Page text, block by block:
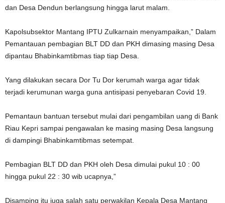
dan Desa Dendun berlangsung hingga larut malam.
Kapolsubsektor Mantang IPTU Zulkarnain menyampaikan,” Dalam
Pemantauan pembagian BLT DD dan PKH dimasing masing Desa
dipantau Bhabinkamtibmas tiap tiap Desa.
Yang dilakukan secara Dor Tu Dor kerumah warga agar tidak
terjadi kerumunan warga guna antisipasi penyebaran Covid 19.
Pemantaun bantuan tersebut mulai dari pengambilan uang di Bank
Riau Kepri sampai pengawalan ke masing masing Desa langsung
di dampingi Bhabinkamtibmas setempat.
Pembagian BLT DD dan PKH oleh Desa dimulai pukul 10 : 00
hingga pukul 22 : 30 wib ucapnya,”
Disamping itu juga salah satu perwakilan Kepala Desa Mantang